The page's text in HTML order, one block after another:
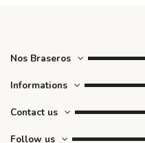
Nos Braseros
Informations
Contact us
Follow us